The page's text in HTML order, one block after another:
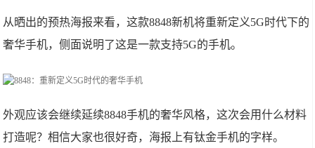
从晒出的预热海报来看，这款8848新机将重新定义5G时代下的
奢华手机，侧面说明了这是一款支持5G的手机。
外观应该会继续延续8848手机的奢华风格，这次会用什么材料
打造呢？相信大家也很好奇，海报上有钛金手机的字样。